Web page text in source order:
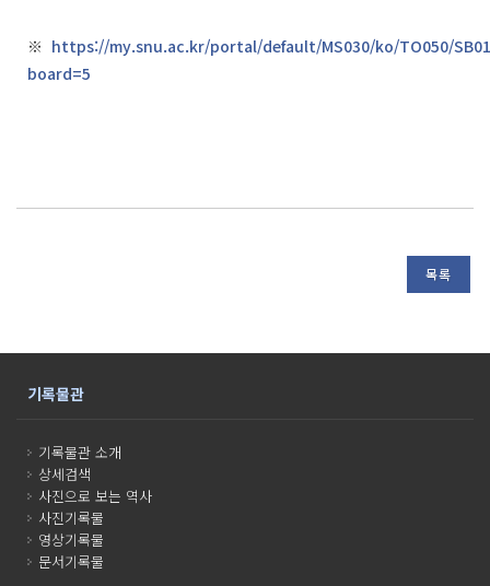
※ https://my.snu.ac.kr/portal/default/MS030/ko/TO050/
board=5
목록
기록물관
기록물관 소개
상세검색
사진으로 보는 역사
사진기록물
영상기록물
문서기록물